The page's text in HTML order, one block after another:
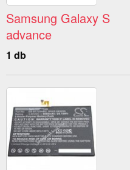
Samsung Galaxy S
advance
1 db